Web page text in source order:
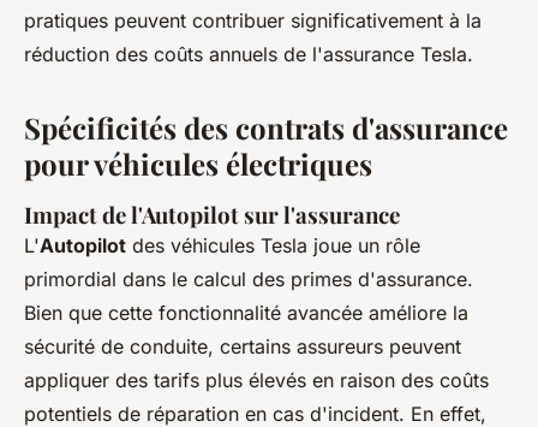
pratiques peuvent contribuer significativement à la
réduction des coûts annuels de l'assurance Tesla.
Spécificités des contrats d'assurance
pour véhicules électriques
Impact de l'Autopilot sur l'assurance
L'Autopilot des véhicules Tesla joue un rôle
primordial dans le calcul des primes d'assurance.
Bien que cette fonctionnalité avancée améliore la
sécurité de conduite, certains assureurs peuvent
appliquer des tarifs plus élevés en raison des coûts
potentiels de réparation en cas d'incident. En effet,